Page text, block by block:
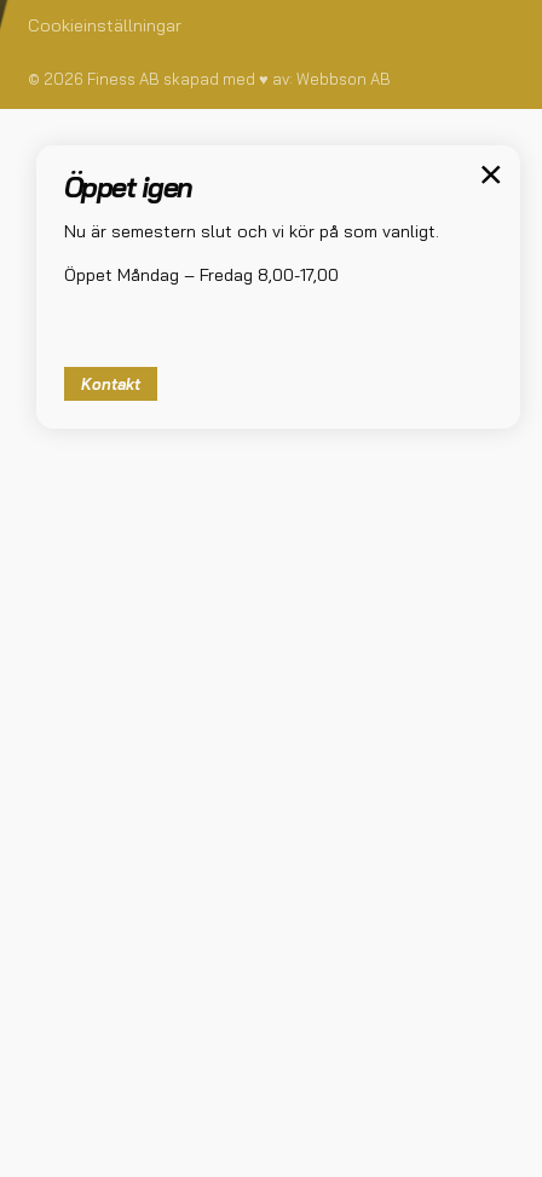
Cookieinställningar
© 2026 Finess AB skapad med ♥ av: Webbson AB
Öppet igen
Nu är semestern slut och vi kör på som vanligt.
Öppet Måndag – Fredag 8,00-17,00
Kontakt